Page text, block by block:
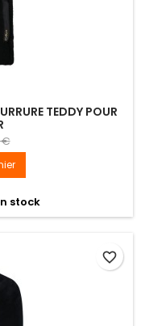
TEDDY POUR
€
stock
favorite_border